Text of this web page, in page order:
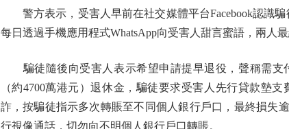
警方表示，受害人早前在社交媒體平台Facebook認識騙
每日透過手機應用程式WhatsApp向受害人甜言蜜語，兩人最
騙徒隨後向受害人表示希望申請提早退役，聲稱需支
（約4700萬港元）退休金，騙徒要求受害人先行貸款墊
詐，按騙徒指示多次轉賬至不同個人銀行戶口，最終損失
行視像通話，切勿向不明個人銀行戶口轉賬。